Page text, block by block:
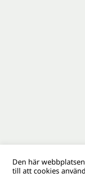
Den här
till att cookies